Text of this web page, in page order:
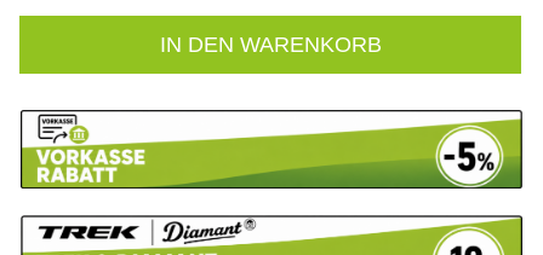
IN DEN WARENKORB